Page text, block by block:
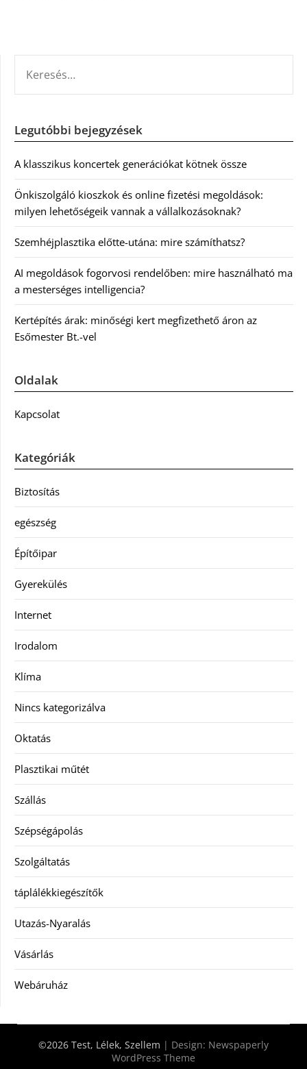
Legutóbbi bejegyzések
A klasszikus koncertek generációkat kötnek össze
Önkiszolgáló kioszkok és online fizetési megoldások:
milyen lehetőségeik vannak a vállalkozásoknak?
Szemhéjplasztika előtte-utána: mire számíthatsz?
AI megoldások fogorvosi rendelőben: mire használható ma
a mesterséges intelligencia?
Kertépítés árak: minőségi kert megfizethető áron az
Esőmester Bt.-vel
Oldalak
Kapcsolat
Kategóriák
Biztosítás
egészség
Építőipar
Gyerekülés
Internet
Irodalom
Klíma
Nincs kategorizálva
Oktatás
Plasztikai műtét
Szállás
Szépségápolás
Szolgáltatás
táplálékkiegészítők
Utazás-Nyaralás
Vásárlás
Webáruház
©2026 Test, Lélek, Szellem | Design: Newspaperly
WordPress Theme